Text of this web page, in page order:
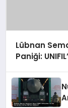
Lübnan
Paniği: